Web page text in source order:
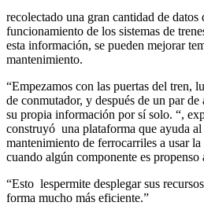
recolectado una gran cantidad de
funcionamiento de los sistemas de
esta información, se pueden mejorar
mantenimiento.
“Empezamos con las puertas del tren,
de conmutador, y después de un par
su propia información por sí solo. “,
construyó una plataforma que ayuda
mantenimiento de ferrocarriles a usar
cuando algún componente es propenso
“Esto lespermite desplegar sus
forma mucho más eficiente.”